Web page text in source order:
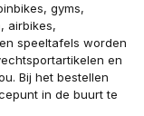
gyms,
airbikes,
speeltafels worden
en
Bij het bestellen
in de buurt te